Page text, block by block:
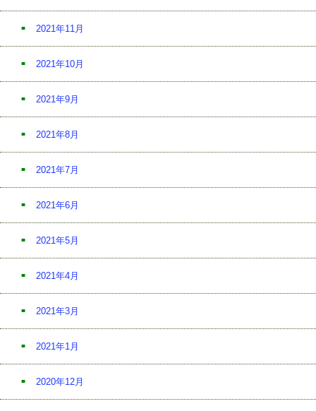
2021年11月
2021年10月
2021年9月
2021年8月
2021年7月
2021年6月
2021年5月
2021年4月
2021年3月
2021年1月
2020年12月